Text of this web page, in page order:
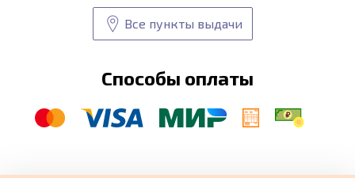
Все пункты выдачи
Способы оплаты